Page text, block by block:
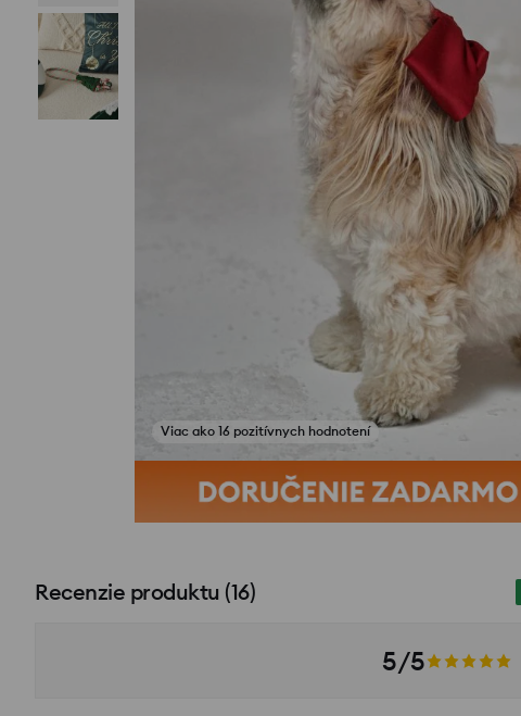
Viac ako 16 pozitívnych hodnotení
Recenzie produktu (16)
5/5